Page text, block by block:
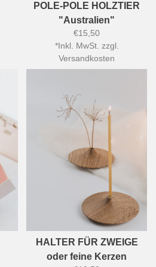
POLE-POLE HOLZTIER
"Australien"
€15,50
*Inkl. MwSt. zzgl.
Versandkosten
HALTER FÜR ZWEIGE
oder feine Kerzen